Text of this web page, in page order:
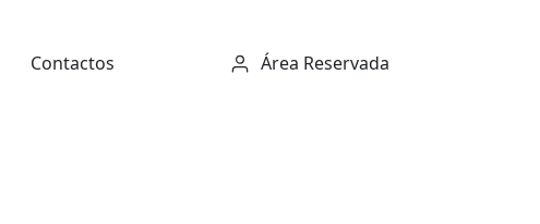
Contactos Área Reservada